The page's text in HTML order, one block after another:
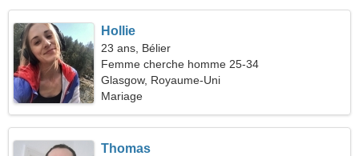
Hollie
23 ans, Bélier
Femme cherche homme 25-34
Glasgow, Royaume-Uni
Mariage
Thomas